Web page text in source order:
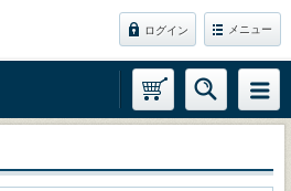
ログイン メニュー